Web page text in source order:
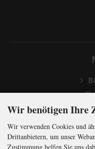
Wir benötigen Ihre
Wir verwenden Cookies und
Drittanbietern, um unser
Zustimmung helfen Sie uns